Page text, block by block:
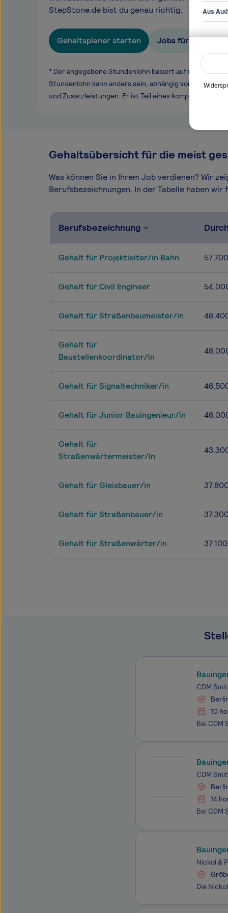
StepStone.de bist du genau richtig.
Gehaltsplaner starten Jobs für
* Der angegebene Stundenlohn basiert auf unseren
Stundenlohn kann anders sein, abhängig von
und Zusatzleistungen. Er ist Teil eines komplexen
Gehaltsübersicht für die meist
Was können Sie in Ihrem Job verdienen? Wir
Berufsbezeichnungen. In der Tabelle haben
Berufsbezeichnung
Gehalt für Projektleiter/in Bahn
Gehalt für Civil Engineer
Gehalt für Straßenbaumeister/in
Gehalt für
Baustellenkoordinator/in
Gehalt für Signaltechniker/in
Gehalt für Junior Bauingenieur/in
Gehalt für
Straßenwärtermeister/in
Gehalt für Gleisbauer/in
Gehalt für Straßenbauer/in
Gehalt für Straßenwärter/in
CDM
10
CDM
14
Nickol &
Aus